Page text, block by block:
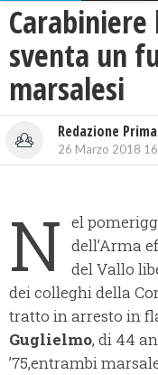
sventa un
marsalesi
Redazione
26 Marzo 2018
N el
dell’Arma
del Vallo
dei colleghi della
tratto in arresto in
Guglielmo, di 44
’75,entrambi